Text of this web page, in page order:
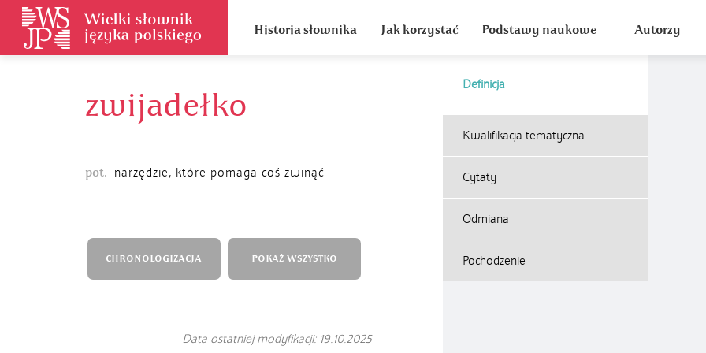
Historia słownika Jak korzystać Podstawy naukowe Autorzy
zwijadełko
Definicja
pot. narzędzie, które pomaga coś zwinąć
Kwalifikacja tematyczna
Cytaty
Odmiana
Pochodzenie
CHRONOLOGIZACJA POKAŻ WSZYSTKO
Data ostatniej modyfikacji: 19.10.2025